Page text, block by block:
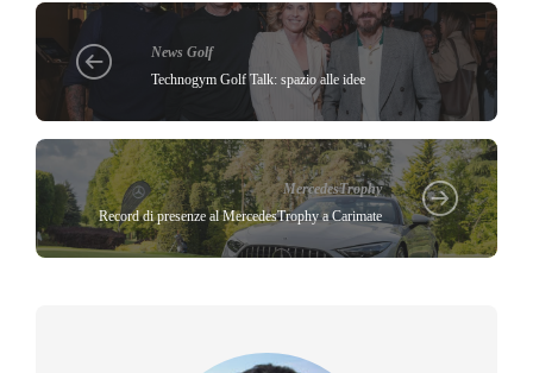
News Golf
Technogym Golf Talk: spazio alle idee
MercedesTrophy
Record di presenze al MercedesTrophy a Carimate